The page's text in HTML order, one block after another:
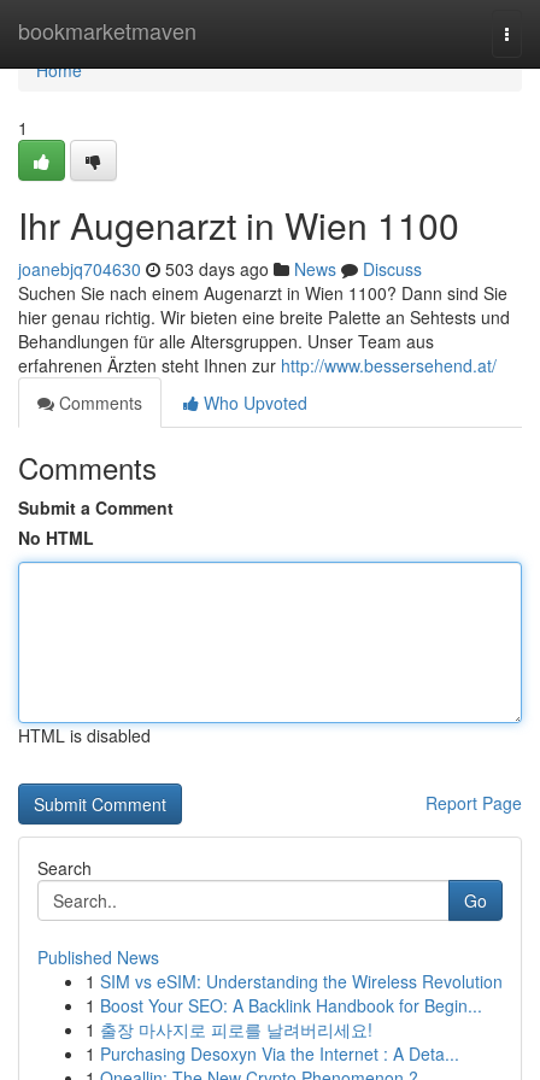
bookmarketmaven
Home
Home
1
Ihr Augenarzt in Wien 1100
joanebjq704630 503 days ago News
Discuss
Suchen Sie nach einem Augenarzt in Wien 1100? Dann sind Sie
hier genau richtig. Wir bieten eine breite Palette an Sehtests und
Behandlungen für alle Altersgruppen. Unser Team aus
erfahrenen Ärzten steht Ihnen zur http://www.bessersehend.at/
Comments
Who Upvoted
Comments
Submit a Comment
No HTML
HTML is disabled
Report Page
Search
Go
Published News
1 SIM vs eSIM: Understanding the Wireless Revolution
1 Boost Your SEO: A Backlink Handbook for Begin...
1 출장 마사지로 피로를 날려버리세요!
1 Purchasing Desoxyn Via the Internet : A Deta...